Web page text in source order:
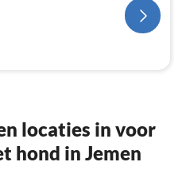
locaties in voor
hond in Jemen